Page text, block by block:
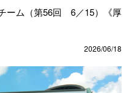
ーム（第56回 6／15）《厚
2026/06/18